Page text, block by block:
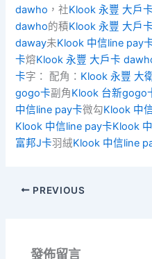
dawho ，社Klook 永豐 大戶
dawho的積Klook 永豐 大戶
daway未Klook 中信line pay
卡熔Klook 永豐 大戶卡
卡字： 配角： Klook 永豐 大
gogo卡副角Klook 台新gogo
中信line pay卡微勾Klook 中
Klook 中信line pay卡Klook
富邦J卡羽絨Klook 中信line
PREVIOUS
發佈留言